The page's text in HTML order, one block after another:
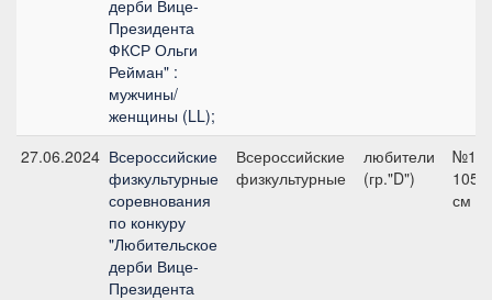
дерби Вице-
Президента
ФКСР Ольги
Рейман" :
мужчины/
женщины (LL);
27.06.2024 Всероссийские
физкультурные
соревнования
по конкуру
"Любительское
дерби Вице-
Президента
Всероссийские
физкультурные
любители
(гр."D")
№11,
105
см